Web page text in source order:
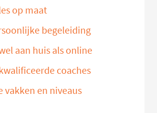
op maat
begeleiding
aan huis als online
coaches
vakken en niveaus